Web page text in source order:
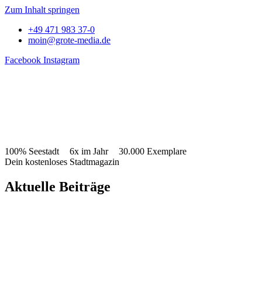
Zum Inhalt springen
+49 471 983 37-0
moin@grote-media.de
Facebook Instagram
100% Seestadt 6x im Jahr
30.000 Exemplare
Dein kostenloses Stadtmagazin
Aktuelle Beiträge